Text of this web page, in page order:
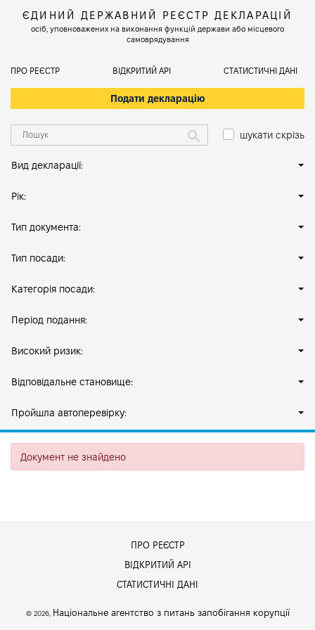
ЄДИНИЙ ДЕРЖАВНИЙ РЕЄСТР ДЕКЛАРАЦІЙ
осіб, уповноважених на виконання функцій держави або місцевого
самоврядування
ПРО РЕЄСТР ВІДКРИТИЙ АРІ СТАТИСТИЧНІ ДАНІ
Подати декларацію
шукати скрізь
Вид декларації:
Рік:
Тип документа:
Тип посади:
Категорія посади:
Період подання:
Високий ризик:
Відповідальне становище:
Пройшла автоперевірку:
Документ не знайдено
ПРО РЕЄСТР
ВІДКРИТИЙ АРІ
СТАТИСТИЧНІ ДАНІ
© 2026, Національне агентство з питань запобігання корупції